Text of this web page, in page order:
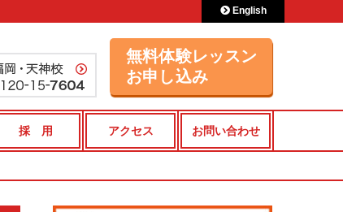
無料体験レッスン
お申し込み
English
採 用 アクセス お問い合わせ